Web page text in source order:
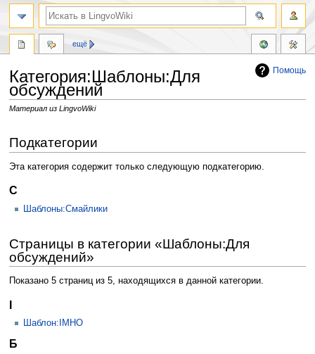
Помощь
Категория:Шаблоны:Для
обсуждений
Материал из LingvoWiki
Подкатегории
Эта категория содержит только следующую подкатегорию.
С
Шаблоны:Смайлики
Страницы в категории «Шаблоны:Для
обсуждений»
Показано 5 страниц из 5, находящихся в данной категории.
I
Шаблон:IMHO
Б
ещё